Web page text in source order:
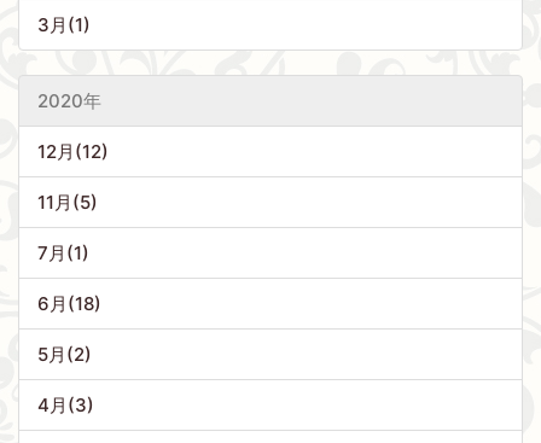
3月(1)
2020年
12月(12)
11月(5)
7月(1)
6月(18)
5月(2)
4月(3)